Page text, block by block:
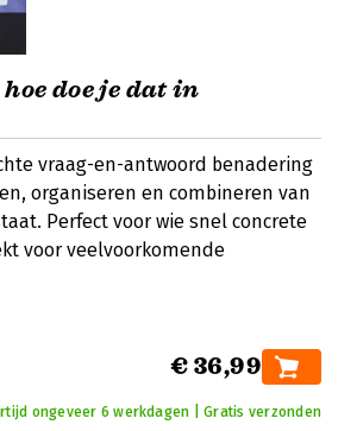
doe je dat in
vraag-en-antwoord benadering
organiseren en combineren van
Perfect voor wie snel concrete
voor veelvoorkomende
€ 36,99
ongeveer 6 werkdagen | Gratis verzonden